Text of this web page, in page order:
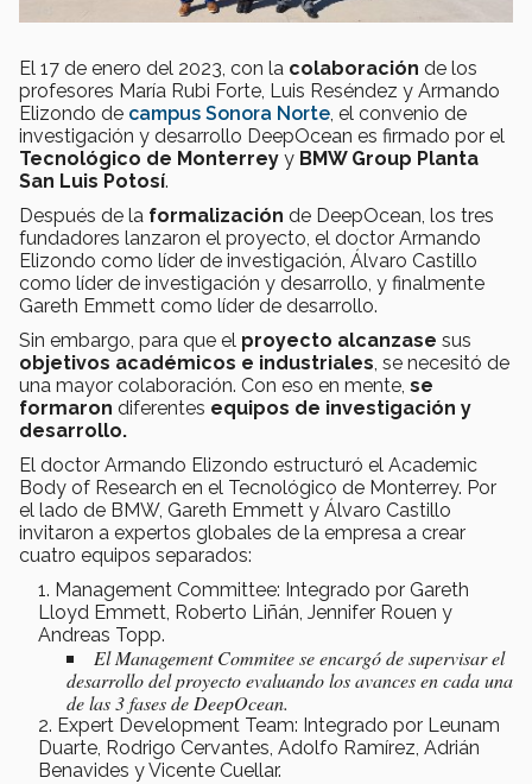
El 17 de enero del 2023, con la colaboración de los
profesores María Rubi Forte, Luis Reséndez y Armando
Elizondo de campus Sonora Norte, el convenio de
investigación y desarrollo DeepOcean es firmado por el
Tecnológico de Monterrey y BMW Group Planta
San Luis Potosí.
Después de la formalización de DeepOcean, los tres
fundadores lanzaron el proyecto, el doctor Armando
Elizondo como líder de investigación, Álvaro Castillo
como líder de investigación y desarrollo, y finalmente
Gareth Emmett como líder de desarrollo.
Sin embargo, para que el proyecto alcanzase sus
objetivos académicos e industriales, se necesitó de
una mayor colaboración. Con eso en mente, se
formaron diferentes equipos de investigación y
desarrollo.
El doctor Armando Elizondo estructuró el Academic
Body of Research en el Tecnológico de Monterrey. Por
el lado de BMW, Gareth Emmett y Álvaro Castillo
invitaron a expertos globales de la empresa a crear
cuatro equipos separados:
Management Committee: Integrado por Gareth
Lloyd Emmett, Roberto Liñán, Jennifer Rouen y
Andreas Topp.
ElManagement Commiteese encargó de supervisar el
desarrollo del proyecto evaluando los avances en cada una
de las 3 fases de DeepOcean.
Expert Development Team: Integrado por Leunam
Duarte, Rodrigo Cervantes, Adolfo Ramírez, Adrián
Benavides y Vicente Cuellar.